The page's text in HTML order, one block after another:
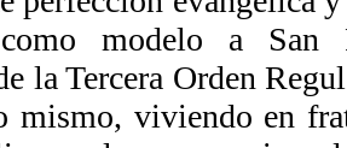
como modelo a San
la Tercera Orden
mismo, viviendo en